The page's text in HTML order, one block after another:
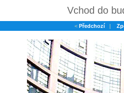
Vchod do
< Předchozí |